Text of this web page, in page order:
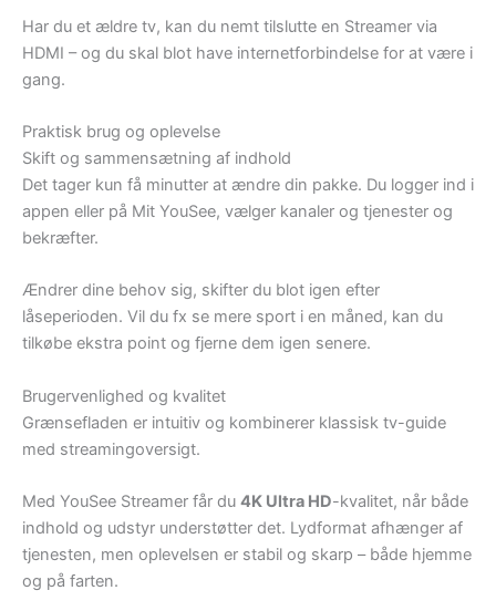
Har du et ældre tv, kan du nemt tilslutte en Streamer via
HDMI – og du skal blot have internetforbindelse for at være i
gang.
Praktisk brug og oplevelse
Skift og sammensætning af indhold
Det tager kun få minutter at ændre din pakke. Du logger ind i
appen eller på Mit YouSee, vælger kanaler og tjenester og
bekræfter.
Ændrer dine behov sig, skifter du blot igen efter
låseperioden. Vil du fx se mere sport i en måned, kan du
tilkøbe ekstra point og fjerne dem igen senere.
Brugervenlighed og kvalitet
Grænsefladen er intuitiv og kombinerer klassisk tv-guide
med streamingoversigt.
Med YouSee Streamer får du 4K Ultra HD-kvalitet, når både
indhold og udstyr understøtter det. Lydformat afhænger af
tjenesten, men oplevelsen er stabil og skarp – både hjemme
og på farten.